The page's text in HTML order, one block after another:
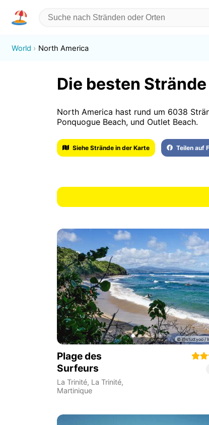
World North America
Die besten
North America hast rund um 6038
Ponquogue Beach, und Outlet Beach.
Siehe Strände in der Karte Teilen auf
Plage des
Surfeurs
La Trinité, La Trinité,
Martinique